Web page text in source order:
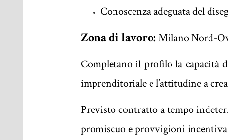
Conoscenza adeguata del
Zona di lavoro: Milano Nord-
Completano il profilo la capacità
imprenditoriale e l’attitudine a
Previsto contratto a tempo
promiscuo e provvigioni